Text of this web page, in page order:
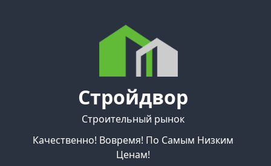
Стройдвор
Строительный рынок
Качественно! Вовремя! По Самым Низким
Ценам!